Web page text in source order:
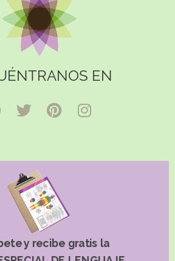
EN
y recibe gratis la